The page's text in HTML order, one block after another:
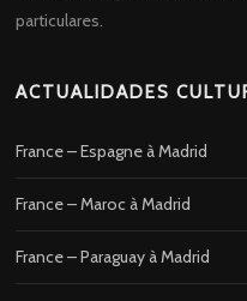
particulares.
ACTUALIDADES
France – Espagne à Madrid
France – Maroc à Madrid
France – Paraguay à Madrid